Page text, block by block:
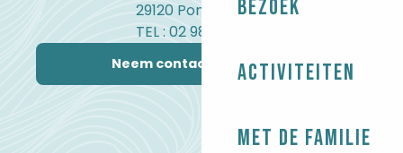
Bezoek
Activiteiten
Met de familie
29120 Pont-l'Abbé
TEL : 02 98 82 37 99
Neem contact met ons op